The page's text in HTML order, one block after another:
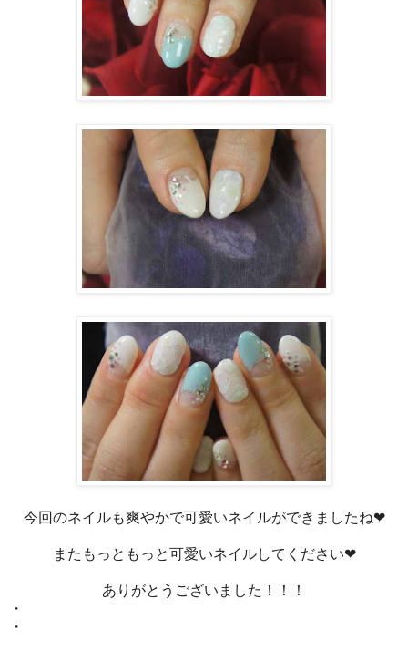
今回のネイルも爽やかで可愛いネイルができましたね❤
またもっともっと可愛いネイルしてください❤
ありがとうございました！！！
・
・